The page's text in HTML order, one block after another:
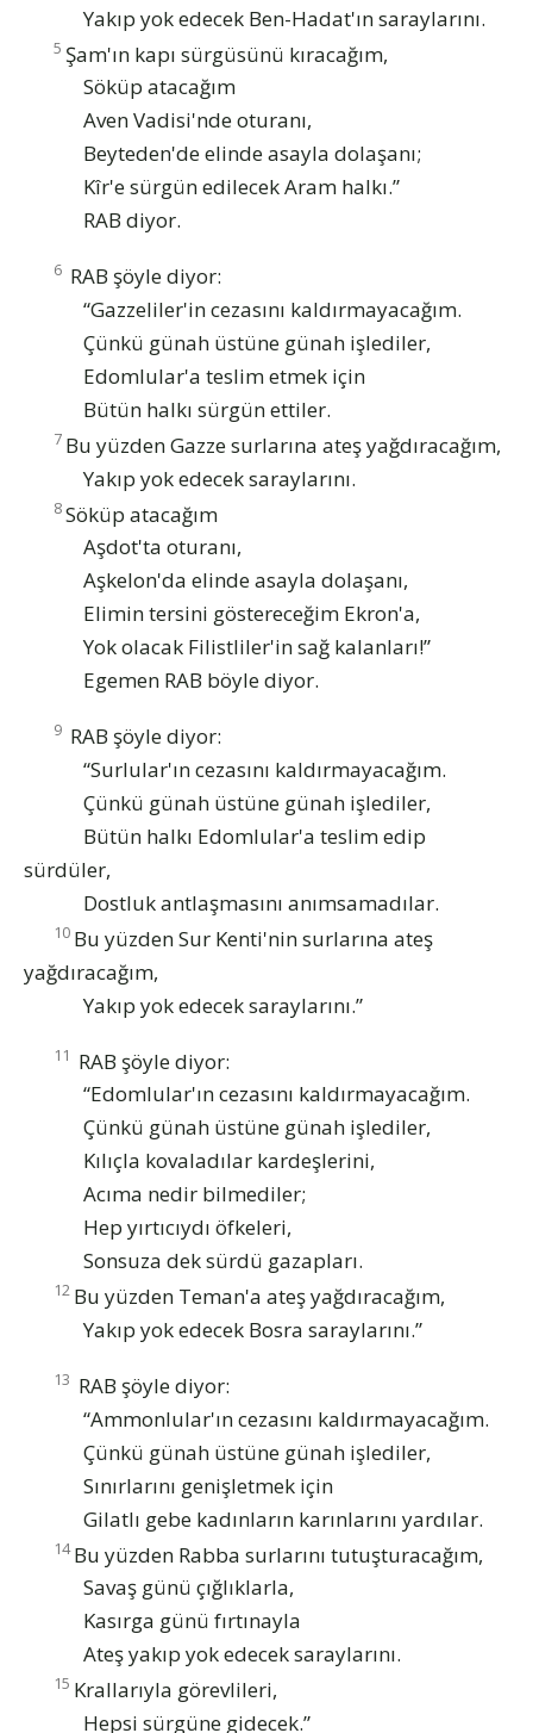
Yakıp yok edecek Ben-Hadat'ın saraylarını.
5 Şam'ın kapı sürgüsünü kıracağım,
Söküp atacağım
Aven Vadisi'nde oturanı,
Beyteden'de elinde asayla dolaşanı;
Kîr'e sürgün edilecek Aram halkı.”
RAB diyor.
6 RAB şöyle diyor:
“Gazzeliler'in cezasını kaldırmayacağım.
Çünkü günah üstüne günah işlediler,
Edomlular'a teslim etmek için
Bütün halkı sürgün ettiler.
7 Bu yüzden Gazze surlarına ateş yağdıracağım,
Yakıp yok edecek saraylarını.
8Söküp atacağım
Aşdot'ta oturanı,
Aşkelon'da elinde asayla dolaşanı,
Elimin tersini göstereceğim Ekron'a,
Yok olacak Filistliler'in sağ kalanları!”
Egemen RAB böyle diyor.
9 RAB şöyle diyor:
“Surlular'ın cezasını kaldırmayacağım.
Çünkü günah üstüne günah işlediler,
Bütün halkı Edomlular'a teslim edip
sürdüler,
Dostluk antlaşmasını anımsamadılar.
10 Bu yüzden Sur Kenti'nin surlarına ateş
yağdıracağım,
Yakıp yok edecek saraylarını.”
11 RAB şöyle diyor:
“Edomlular'ın cezasını kaldırmayacağım.
Çünkü günah üstüne günah işlediler,
Kılıçla kovaladılar kardeşlerini,
Acıma nedir bilmediler;
Hep yırtıcıydı öfkeleri,
Sonsuza dek sürdü gazapları.
12 Bu yüzden Teman'a ateş yağdıracağım,
Yakıp yok edecek Bosra saraylarını.”
13 RAB şöyle diyor:
“Ammonlular'ın cezasını kaldırmayacağım.
Çünkü günah üstüne günah işlediler,
Sınırlarını genişletmek için
Gilatlı gebe kadınların karınlarını yardılar.
14 Bu yüzden Rabba surlarını tutuşturacağım,
Savaş günü çığlıklarla,
Kasırga günü fırtınayla
Ateş yakıp yok edecek saraylarını.
15 Krallarıyla görevlileri,
Hepsi sürgüne gidecek.”